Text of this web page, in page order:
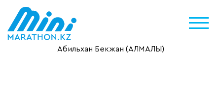
Абильхан Бекжан (АЛМАЛЫ)